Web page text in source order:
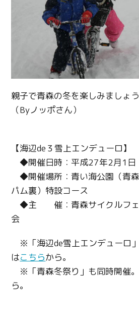
親子で青森の冬を楽しみましょう
（Byノッポさん）
【海辺de３雪上エンデューロ】
◆開催日時：平成27年2月1日
◆開催場所：青い海公園（青
パム裏）特設コース
◆主 催：青森サイクルフェ
会
※「海辺de雪上エンデューロ
はこちらから。
※「青森冬祭り」も同時開催
ら。